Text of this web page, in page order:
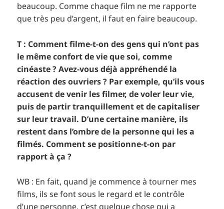
beaucoup. Comme chaque film ne me rapporte
que très peu d’argent, il faut en faire beaucoup.
T : Comment filme-t-on des gens qui n’ont pas
le même confort de vie que soi, comme
cinéaste ? Avez-vous déjà appréhendé la
réaction des ouvriers ? Par exemple, qu’ils vous
accusent de venir les filmer, de voler leur vie,
puis de partir tranquillement et de capitaliser
sur leur travail. D’une certaine manière, ils
restent dans l’ombre de la personne qui les a
filmés. Comment se positionne-t-on par
rapport à ça ?
WB : En fait, quand je commence à tourner mes
films, ils se font sous le regard et le contrôle
d’une personne, c’est quelque chose qui a